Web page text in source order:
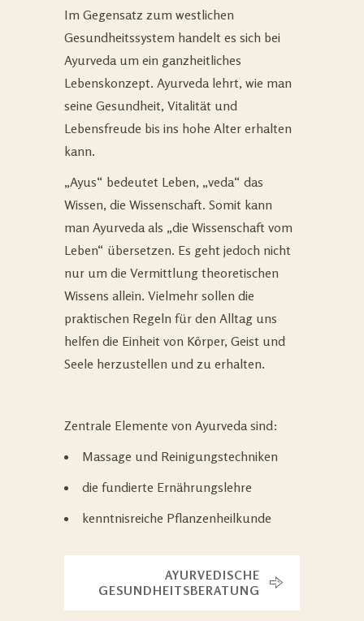
Im Gegensatz zum westlichen
Gesundheitssystem handelt es sich bei
Ayurveda um ein ganzheitliches
Lebenskonzept. Ayurveda lehrt, wie man
seine Gesundheit, Vitalität und
Lebensfreude bis ins hohe Alter erhalten
kann.
„Ayus“ bedeutet Leben, „veda“ das
Wissen, die Wissenschaft. Somit kann
man Ayurveda als „die Wissenschaft vom
Leben“ übersetzen. Es geht jedoch nicht
nur um die Vermittlung theoretischen
Wissens allein. Vielmehr sollen die
praktischen Regeln für den Alltag uns
helfen die Einheit von Körper, Geist und
Seele herzustellen und zu erhalten.
Zentrale Elemente von Ayurveda sind:
Massage und Reinigungstechniken
die fundierte Ernährungslehre
kenntnisreiche Pflanzenheilkunde
AYURVEDISCHE
GESUNDHEITSBERATUNG